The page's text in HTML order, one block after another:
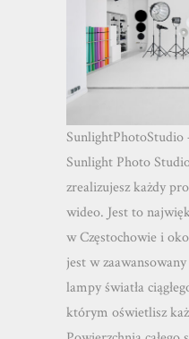
SunlightPhotoStudio
Sunlight Photo
zrealizujesz każdy
wideo. Jest to
w Częstochowie i
jest w
lampy światła
którym oświetlisz